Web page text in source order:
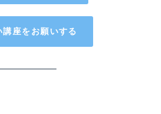
座をお願いする